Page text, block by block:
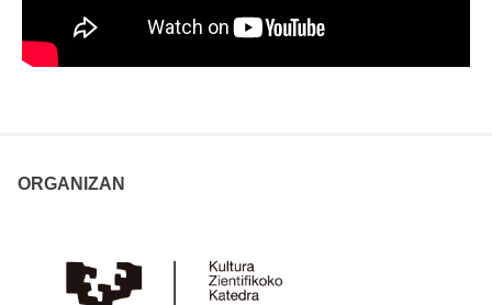
ORGANIZAN